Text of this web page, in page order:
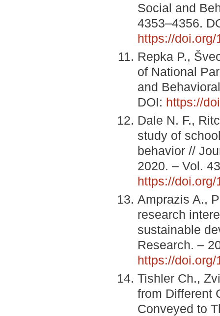
Social and
4353–4356.
https://
Repka P.,
of National
and
DOI: https://
Dale N. F.,
study of
behavior //
2020. – Vol.
https://
Amprazis A.,
research
sustainable
Research. –
https://
Tishler Ch.,
from Different
Conveyed to